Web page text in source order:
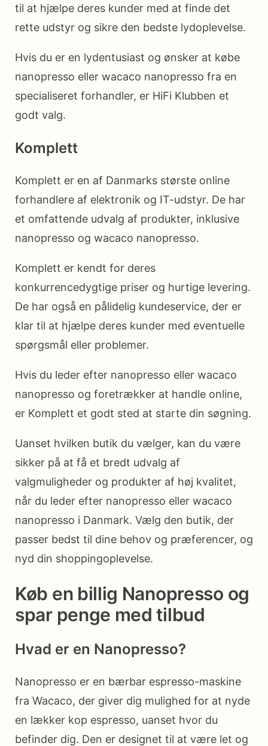
til at hjælpe deres kunder med at finde det
rette udstyr og sikre den bedste lydoplevelse.
Hvis du er en lydentusiast og ønsker at købe
nanopresso eller wacaco nanopresso fra en
specialiseret forhandler, er HiFi Klubben et
godt valg.
Komplett
Komplett er en af Danmarks største online
forhandlere af elektronik og IT-udstyr. De har
et omfattende udvalg af produkter, inklusive
nanopresso og wacaco nanopresso.
Komplett er kendt for deres
konkurrencedygtige priser og hurtige levering.
De har også en pålidelig kundeservice, der er
klar til at hjælpe deres kunder med eventuelle
spørgsmål eller problemer.
Hvis du leder efter nanopresso eller wacaco
nanopresso og foretrækker at handle online,
er Komplett et godt sted at starte din søgning.
Uanset hvilken butik du vælger, kan du være
sikker på at få et bredt udvalg af
valgmuligheder og produkter af høj kvalitet,
når du leder efter nanopresso eller wacaco
nanopresso i Danmark. Vælg den butik, der
passer bedst til dine behov og præferencer, og
nyd din shoppingoplevelse.
Køb en billig Nanopresso og
spar penge med tilbud
Hvad er en Nanopresso?
Nanopresso er en bærbar espresso-maskine
fra Wacaco, der giver dig mulighed for at nyde
en lækker kop espresso, uanset hvor du
befinder dig. Den er designet til at være let og